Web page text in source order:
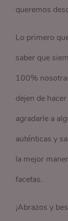
queremos
Lo primero
saber que
100%
dejen de
agradarle a
auténticas y
la mejor
facetas.
¡Abrazos y